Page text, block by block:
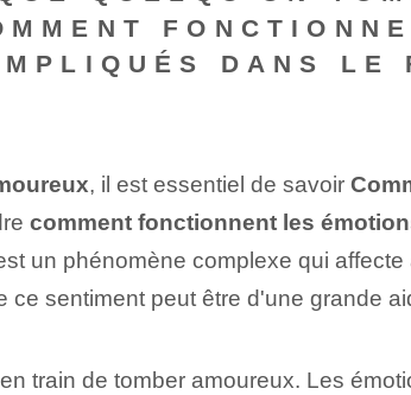
DANS LE
, il est essentiel de savoir
comment fonctionnent les
un phénomène complexe qui
sentiment peut être d'une grande
en train de tomber amoureux. Les